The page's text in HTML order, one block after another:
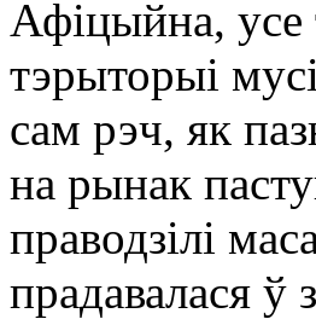
Афіцыйна, усе
тэрыторыі
сам рэч, як
на рынак
праводзілі
прадавалася